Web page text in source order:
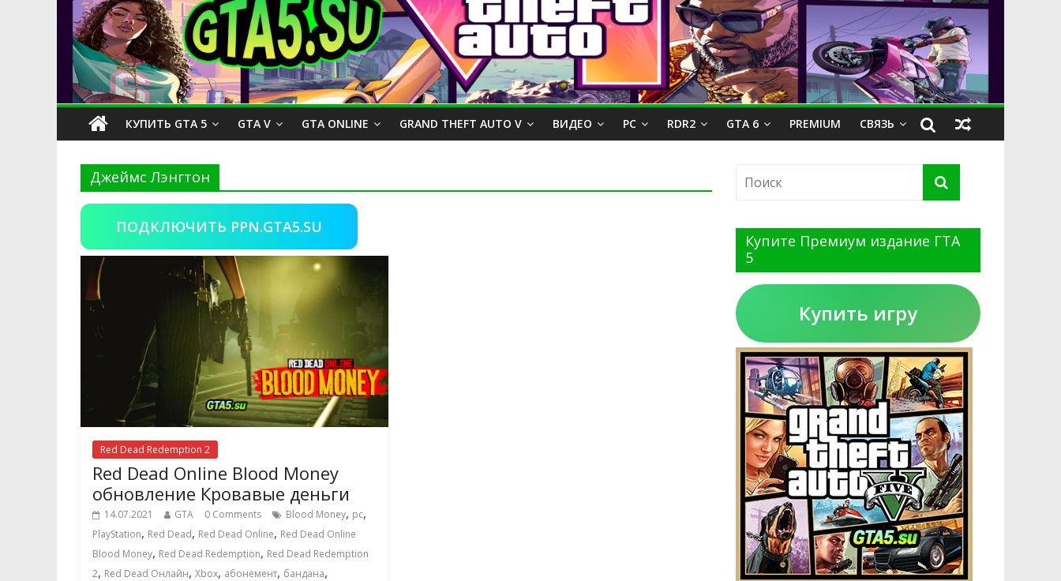
КУПИТЬ GTA 5 GTA V GTA ONLINE GRAND THEFT AUTO V ВИДЕО PC RDR2 GTA 6 PREMIUM СВЯЗЬ
Джеймс Лэнгтон
ПОДКЛЮЧИТЬ PPN.GTA5.SU
Red Dead Redemption 2
Red Dead Online Blood Money
обновление Кровавые деньги
14.07.2021 GTA 0 Comments Blood Money, pc,
PlayStation, Red Dead, Red Dead Online, Red Dead Online
Blood Money, Red Dead Redemption, Red Dead Redemption
2, Red Dead Онлайн, Xbox, абонемент, бандана,
Купите Премиум издание ГТА
5
Купить игру